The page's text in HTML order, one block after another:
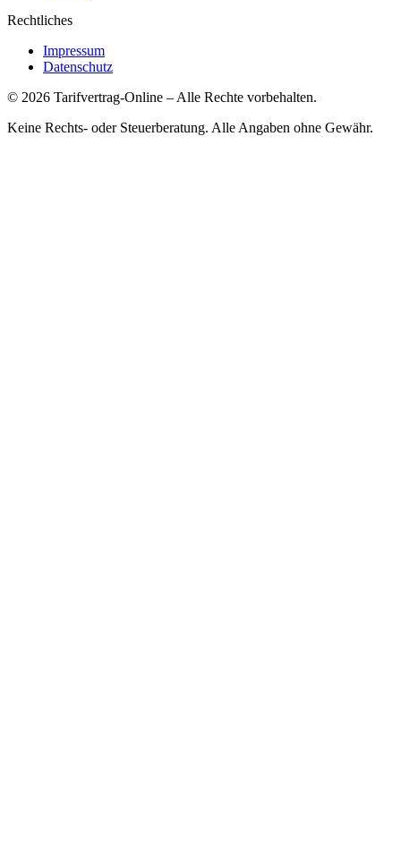
Rechtliches
Impressum
Datenschutz
© 2026 Tarifvertrag-Online – Alle Rechte vorbehalten.
Keine Rechts- oder Steuerberatung. Alle Angaben ohne Gewähr.